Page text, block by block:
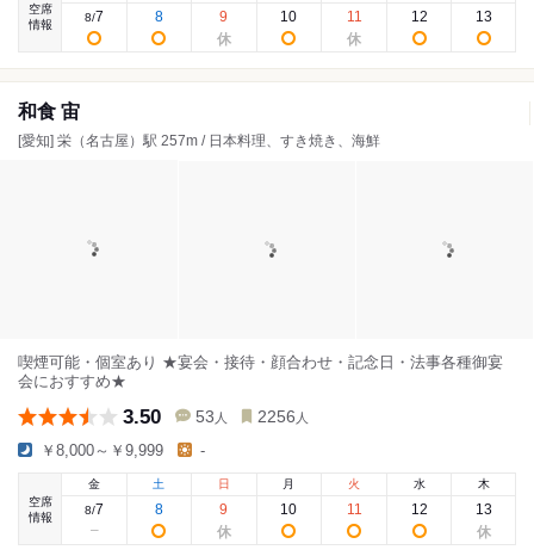
空席
情報
8/7 8 9 10 11 12 13
和食 宙
[愛知] 栄（名古屋）駅 257m / 日本料理、すき焼き、海鮮
喫煙可能・個室あり ★宴会・接待・顔合わせ・記念日・法事各種御宴
会におすすめ★
3.50 53 人 2256 人
￥8,000～￥9,999 -
空席
情報
金
8/7
土
8
日
9
月
10
火
11
水
12
木
13